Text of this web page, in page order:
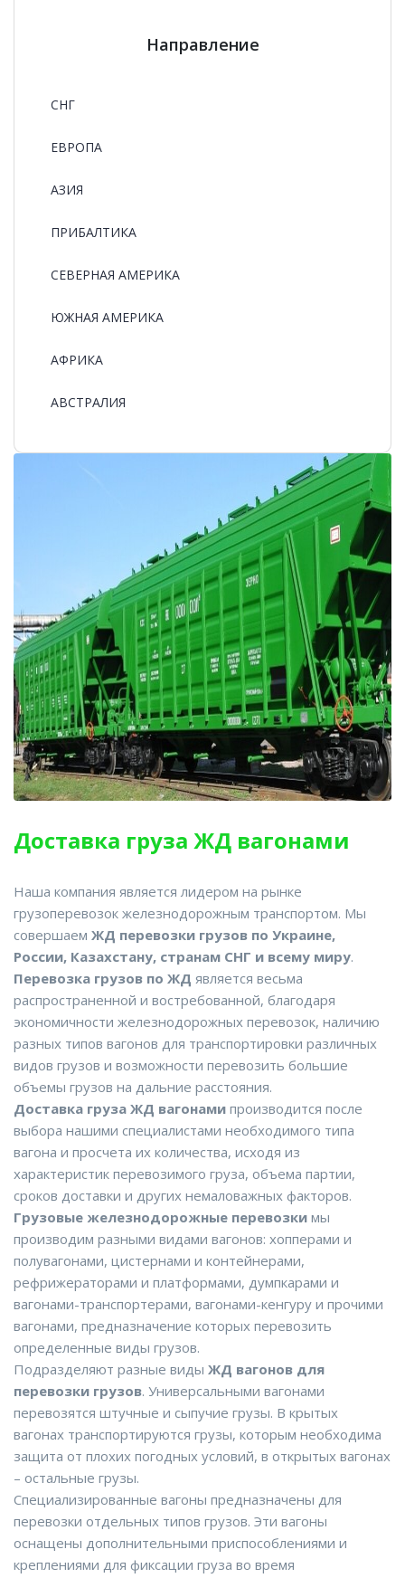
Направление
СНГ
ЕВРОПА
АЗИЯ
ПРИБАЛТИКА
СЕВЕРНАЯ АМЕРИКА
ЮЖНАЯ АМЕРИКА
АФРИКА
АВСТРАЛИЯ
Доставка груза ЖД вагонами
Наша компания является лидером на рынке
грузоперевозок железнодорожным транспортом. Мы
совершаем ЖД перевозки грузов по Украине,
России, Казахстану, странам СНГ и всему миру.
Перевозка грузов по ЖД является весьма
распространенной и востребованной, благодаря
экономичности железнодорожных перевозок, наличию
разных типов вагонов для транспортировки различных
видов грузов и возможности перевозить большие
объемы грузов на дальние расстояния.
Доставка груза ЖД вагонами производится после
выбора нашими специалистами необходимого типа
вагона и просчета их количества, исходя из
характеристик перевозимого груза, объема партии,
сроков доставки и других немаловажных факторов.
Грузовые железнодорожные перевозки мы
производим разными видами вагонов: хопперами и
полувагонами, цистернами и контейнерами,
рефрижераторами и платформами, думпкарами и
вагонами-транспортерами, вагонами-кенгуру и прочими
вагонами, предназначение которых перевозить
определенные виды грузов.
Подразделяют разные виды ЖД вагонов для
перевозки грузов. Универсальными вагонами
перевозятся штучные и сыпучие грузы. В крытых
вагонах транспортируются грузы, которым необходима
защита от плохих погодных условий, в открытых вагонах
– остальные грузы.
Специализированные вагоны предназначены для
перевозки отдельных типов грузов. Эти вагоны
оснащены дополнительными приспособлениями и
креплениями для фиксации груза во время